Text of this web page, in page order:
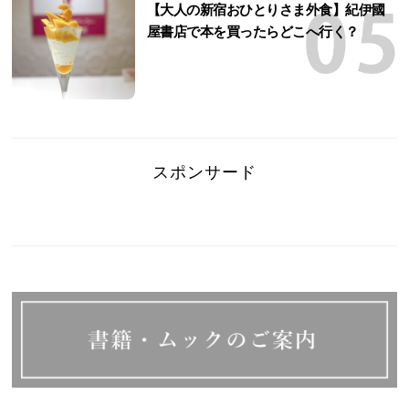
【大人の新宿おひとりさま外食】紀伊國
屋書店で本を買ったらどこへ行く？
スポンサード